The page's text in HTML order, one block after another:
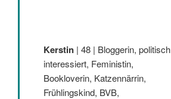
Kerstin | 48 | Bloggerin, politisch
interessiert, Feministin,
Bookloverin, Katzennärrin,
Frühlingskind, BVB,